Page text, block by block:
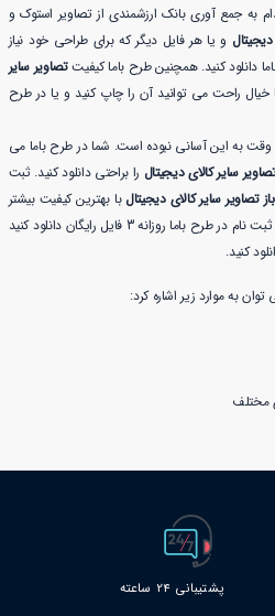
به جمع آوری بانک ارزشمندی از تصاویر استوک و
و یا هر فایل دیگر که برای طراحی خود نیاز
دانلود کنید. همچنین طرح باما کیفیتتصاویر سایر
راحت می توانید آن را چاپ کنید و یا در طرح
به این آسانی نبوده است. شما در طرح باما می
سایر کالای دیجیتال را براحتی دانلود کنید. ثبت
تصاویر سایر کالای دیجیتالبا بهترین کیفیت بیشتر
از 1 دقیقه زمان نمی برد. شما می توانید با ثبت نام در طرح باما روزانه 3 فایل رایگان دانلود کنید
به موارد زیر اشاره کرد:
مختلف
پشتیبانی 24 ساعته